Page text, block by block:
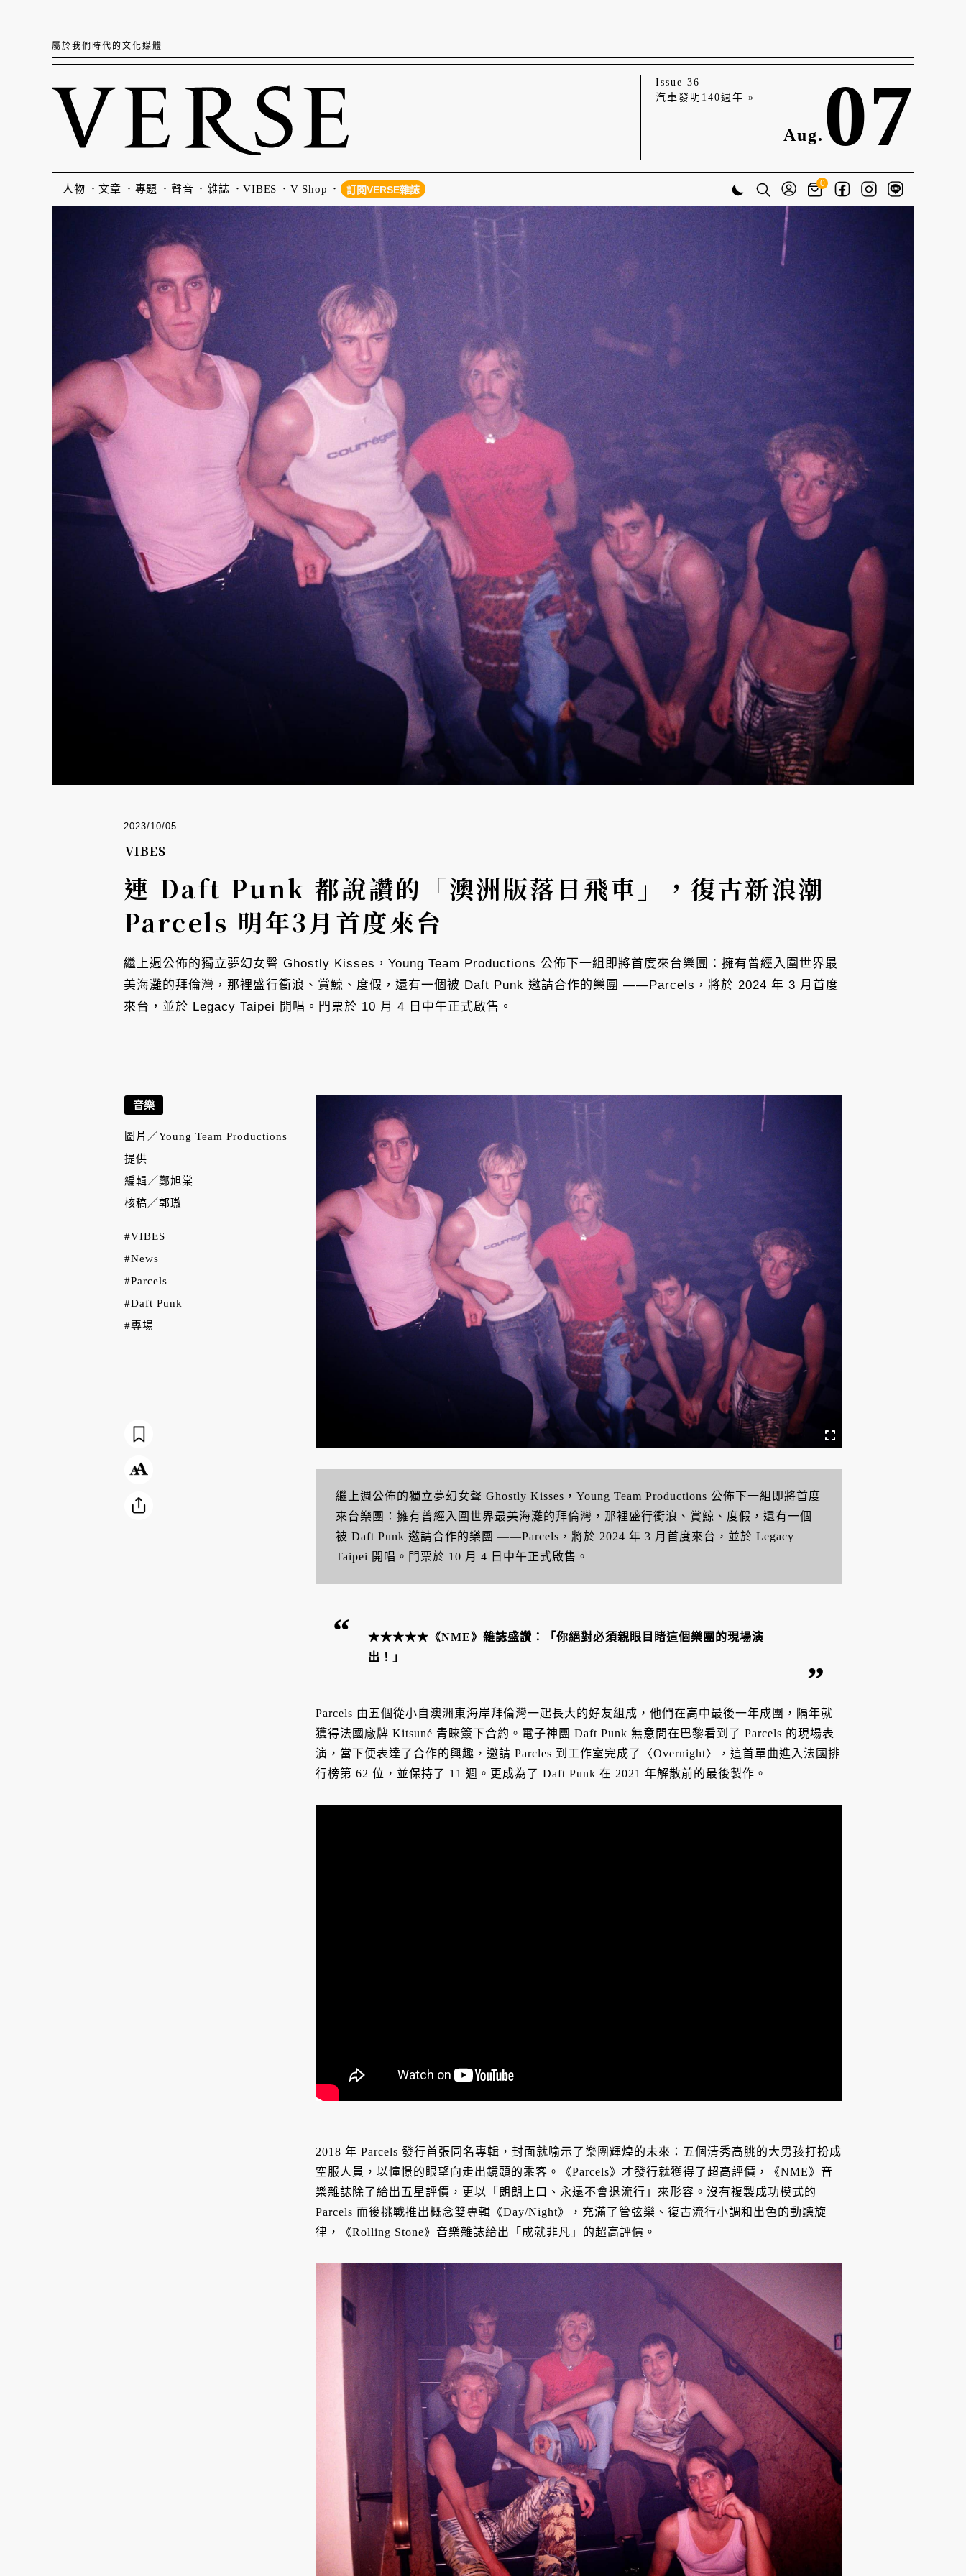
屬於我們時代的文化媒體
Issue 36
汽車發明140週年 »
Aug. 07
人物 文章 專題 聲音 雜誌 VIBES V Shop 訂閱VERSE雜誌
0
2023/10/05
VIBES
連 Daft Punk 都說讚的「澳洲版落日飛車」，復古新浪潮
Parcels 明年3月首度來台
繼上週公佈的獨立夢幻女聲 Ghostly Kisses，Young Team Productions 公佈下一組即將首度來台樂團：擁有曾經入圍世界最
美海灘的拜倫灣，那裡盛行衝浪、賞鯨、度假，還有一個被 Daft Punk 邀請合作的樂團 ——Parcels，將於 2024 年 3 月首度
來台，並於 Legacy Taipei 開唱。門票於 10 月 4 日中午正式啟售。
繼上週公佈的獨立夢幻女聲 Ghostly Kisses，Young Team Productions 公佈下一組即將首度
來台樂團：擁有曾經入圍世界最美海灘的拜倫灣，那裡盛行衝浪、賞鯨、度假，還有一個
被 Daft Punk 邀請合作的樂團 ——Parcels，將於 2024 年 3 月首度來台，並於 Legacy
Taipei 開唱。門票於 10 月 4 日中午正式啟售。
★★★★★《NME》雜誌盛讚：「你絕對必須親眼目睹這個樂團的現場演
出！」
Parcels 由五個從小自澳洲東海岸拜倫灣一起長大的好友組成，他們在高中最後一年成團，隔年就
獲得法國廠牌 Kitsuné 青睞簽下合約。電子神團 Daft Punk 無意間在巴黎看到了 Parcels 的現場表
演，當下便表達了合作的興趣，邀請 Parcles 到工作室完成了〈Overnight〉，這首單曲進入法國排
行榜第 62 位，並保持了 11 週。更成為了 Daft Punk 在 2021 年解散前的最後製作。
2018 年 Parcels 發行首張同名專輯，封面就喻示了樂團輝煌的未來：五個清秀高朓的大男孩打扮成
空服人員，以憧憬的眼望向走出鏡頭的乘客。《Parcels》才發行就獲得了超高評價，《NME》音
樂雜誌除了給出五星評價，更以「朗朗上口、永遠不會退流行」來形容。沒有複製成功模式的
Parcels 而後挑戰推出概念雙專輯《Day/Night》，充滿了管弦樂、復古流行小調和出色的動聽旋
律，《Rolling Stone》音樂雜誌給出「成就非凡」的超高評價。
音樂
圖片／Young Team Productions
提供
編輯／鄭旭棠
核稿／郭璈
#VIBES
#News
#Parcels
#Daft Punk
#專場